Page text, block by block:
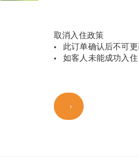
取消入住政策
• 此订单确认后不可更
• 如客人未能成功入